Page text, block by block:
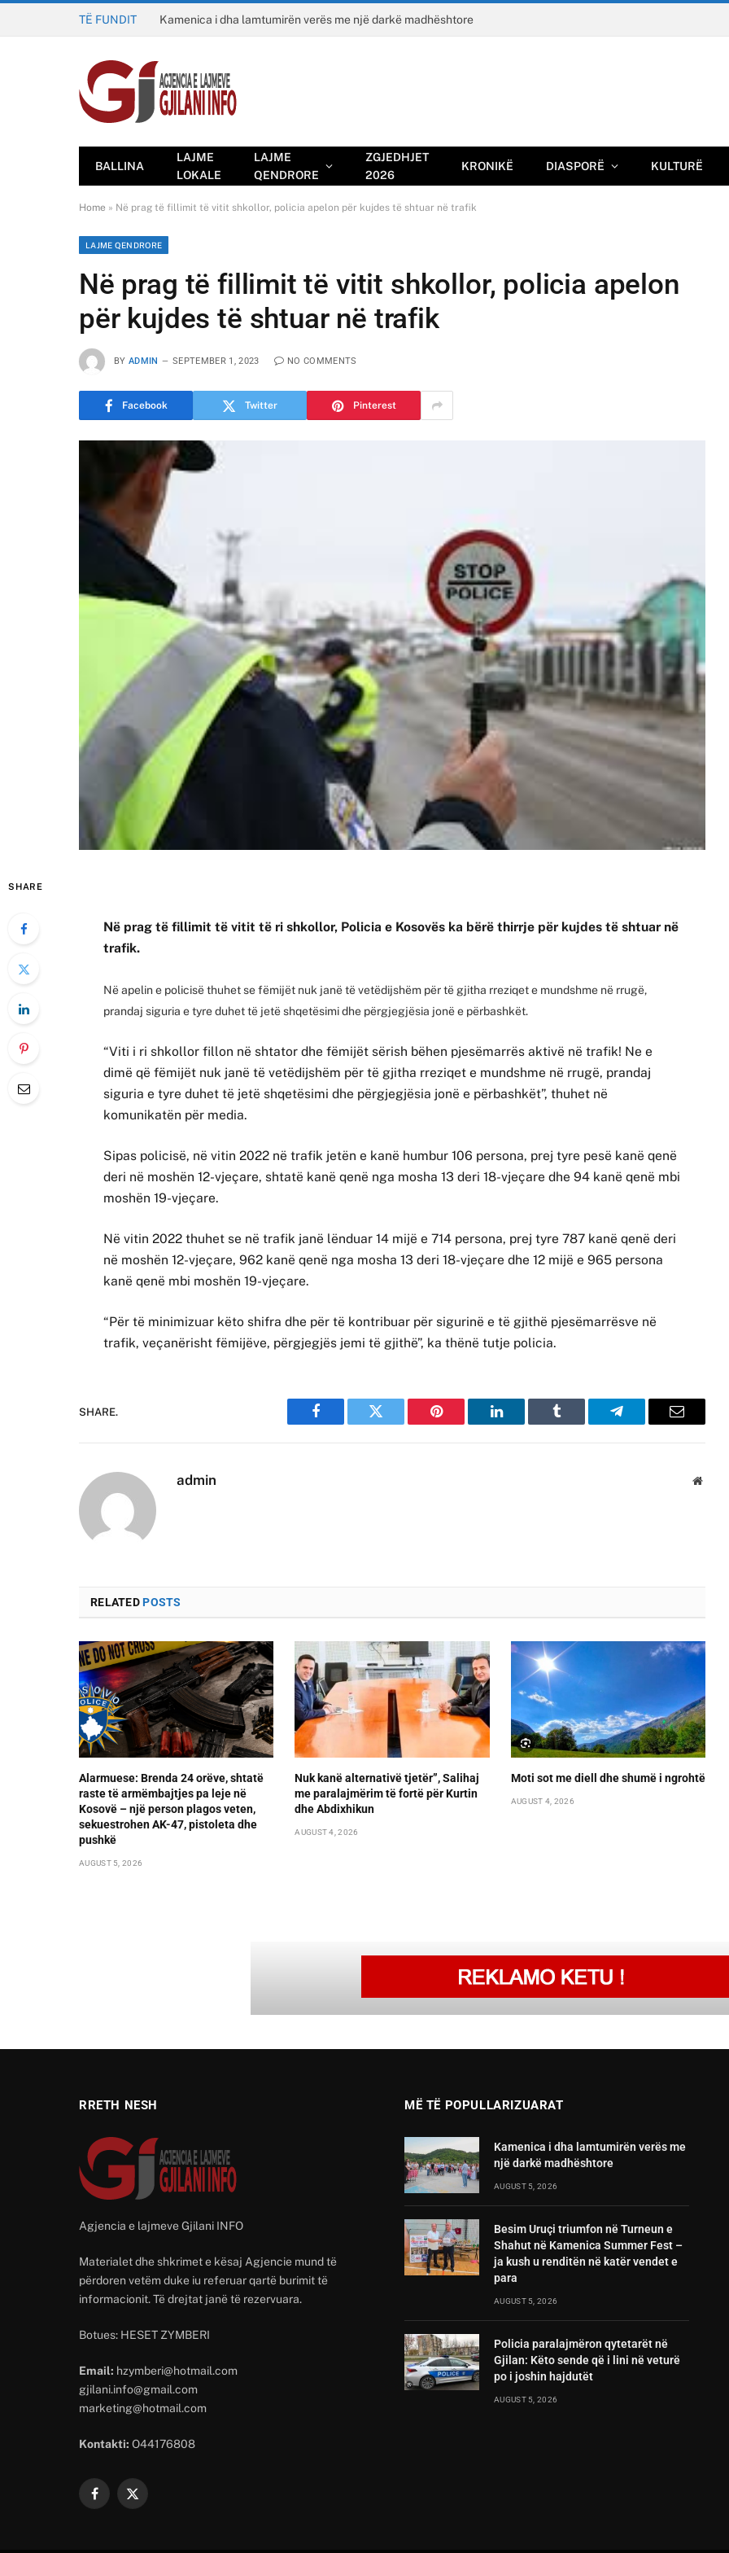
TË FUNDIT Kamenica i dha lamtumirën verës me një darkë madhështore
BALLINA
LAJME
LOKALE
LAJME
QENDRORE
ZGJEDHJET
2026
KRONIKË DIASPORË KULTURË
Home » Në prag të fillimit të vitit shkollor, policia apelon për kujdes të shtuar në trafik
LAJME QENDRORE
Në prag të fillimit të vitit shkollor, policia apelon
për kujdes të shtuar në trafik
BY ADMIN SEPTEMBER 1, 2023 NO COMMENTS
Facebook Twitter Pinterest
SHARE
Në prag të fillimit të vitit të ri shkollor, Policia e Kosovës ka bërë thirrje për kujdes të shtuar në
trafik.
Në apelin e policisë thuhet se fëmijët nuk janë të vetëdijshëm për të gjitha rreziqet e mundshme në rrugë,
prandaj siguria e tyre duhet të jetë shqetësimi dhe përgjegjësia jonë e përbashkët.
“Viti i ri shkollor fillon në shtator dhe fëmijët sërish bëhen pjesëmarrës aktivë në trafik! Ne e
dimë që fëmijët nuk janë të vetëdijshëm për të gjitha rreziqet e mundshme në rrugë, prandaj
siguria e tyre duhet të jetë shqetësimi dhe përgjegjësia jonë e përbashkët”, thuhet në
komunikatën për media.
Sipas policisë, në vitin 2022 në trafik jetën e kanë humbur 106 persona, prej tyre pesë kanë qenë
deri në moshën 12-vjeçare, shtatë kanë qenë nga mosha 13 deri 18-vjeçare dhe 94 kanë qenë mbi
moshën 19-vjeçare.
Në vitin 2022 thuhet se në trafik janë lënduar 14 mijë e 714 persona, prej tyre 787 kanë qenë deri
në moshën 12-vjeçare, 962 kanë qenë nga mosha 13 deri 18-vjeçare dhe 12 mijë e 965 persona
kanë qenë mbi moshën 19-vjeçare.
“Për të minimizuar këto shifra dhe për të kontribuar për sigurinë e të gjithë pjesëmarrësve në
trafik, veçanërisht fëmijëve, përgjegjës jemi të gjithë”, ka thënë tutje policia.
SHARE.
Facebook Twitter Pinterest LinkedIn Tumblr Telegram Email
admin
RELATEDPOSTS
Alarmuese: Brenda 24 orëve, shtatë
raste të armëmbajtjes pa leje në
Kosovë – një person plagos veten,
sekuestrohen AK-47, pistoleta dhe
pushkë
AUGUST 5, 2026
Nuk kanë alternativë tjetër”, Salihaj
me paralajmërim të fortë për Kurtin
dhe Abdixhikun
AUGUST 4, 2026
Moti sot me diell dhe shumë i ngrohtë
AUGUST 4, 2026
RRETH NESH
Agjencia e lajmeve Gjilani INFO
Materialet dhe shkrimet e kësaj Agjencie mund të
përdoren vetëm duke iu referuar qartë burimit të
informacionit. Të drejtat janë të rezervuara.
Botues: HESET ZYMBERI
Email: hzymberi@hotmail.com
gjilani.info@gmail.com
marketing@hotmail.com
Kontakti: O44176808
Facebook
X
MË TË POPULLARIZUARAT
Kamenica i dha lamtumirën verës me
një darkë madhështore
AUGUST 5, 2026
Besim Uruçi triumfon në Turneun e
Shahut në Kamenica Summer Fest –
ja kush u renditën në katër vendet e
para
AUGUST 5, 2026
Policia paralajmëron qytetarët në
Gjilan: Këto sende që i lini në veturë
po i joshin hajdutët
AUGUST 5, 2026